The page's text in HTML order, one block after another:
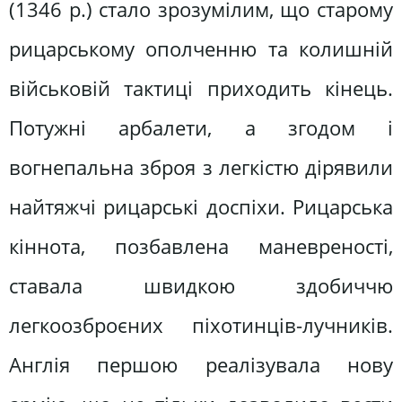
(1346 р.) стало зрозумілим, що старому
рицарському ополченню та колишній
військовій тактиці приходить кінець.
Потужні арбалети, а згодом і
вогнепальна зброя з легкістю дірявили
найтяжчі рицарські доспіхи. Рицарська
кіннота, позбавлена маневреності,
ставала швидкою здобиччю
легкоозброєних піхотинців-лучників.
Англія першою реалізувала нову